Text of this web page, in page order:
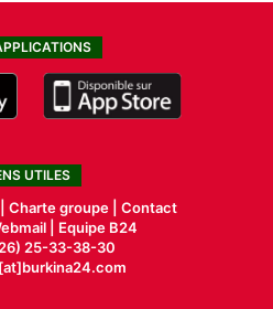
UTILES
Charte groupe | Contact
|
Equipe B24
25-33-38-30